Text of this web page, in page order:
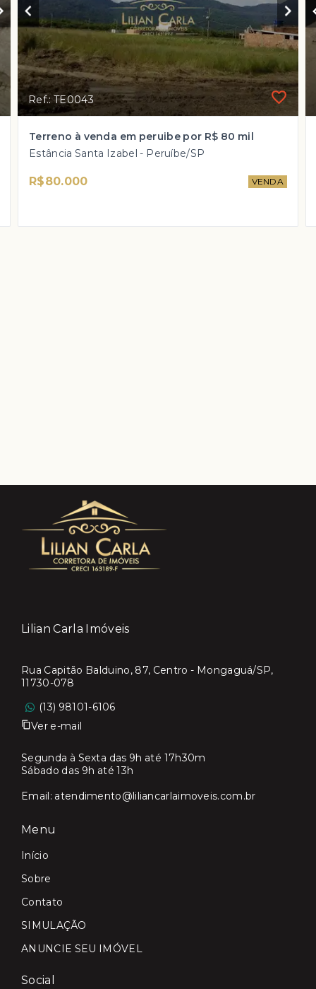
Ref.: TE0043
Terreno à venda em peruibe por R$ 80 mil
Estância Santa Izabel - Peruíbe/SP
R$80.000 VENDA
Lilian Carla Imóveis
Rua Capitão Balduino, 87, Centro - Mongaguá/SP,
11730-078
(13) 98101-6106
Ver e-mail
Segunda à Sexta das 9h até 17h30m
Sábado das 9h até 13h
Email: atendimento@liliancarlaimoveis.com.br
Menu
Início
Sobre
Contato
SIMULAÇÃO
ANUNCIE SEU IMÓVEL
Social